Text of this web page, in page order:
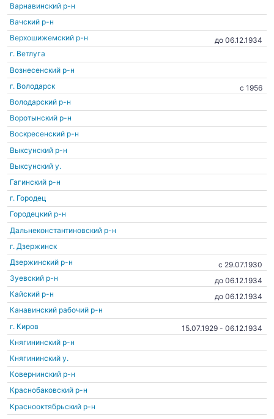
Варнавинский р-н
Вачский р-н
Верхошижемский р-н
до 06.12.1934
г. Ветлуга
Вознесенский р-н
г. Володарск
c 1956
Володарский р-н
Воротынский р-н
Воскресенский р-н
Выксунский р-н
Выксунский у.
Гагинский р-н
г. Городец
Городецкий р-н
Дальнеконстантиновский р-н
г. Дзержинск
Дзержинский р-н
c 29.07.1930
Зуевский р-н
до 06.12.1934
Кайский р-н
до 06.12.1934
Канавинский рабочий р-н
г. Киров
15.07.1929 - 06.12.1934
Княгининский р-н
Княгининский у.
Ковернинский р-н
Краснобаковский р-н
Краснооктябрьский р-н